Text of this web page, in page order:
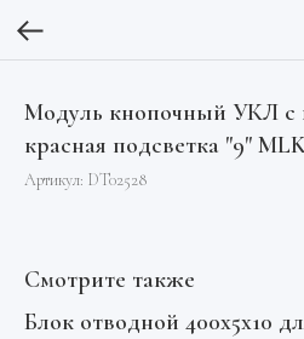
Модуль кнопочный УКЛ с
красная подсветка "9"
Артикул: DT02528
Смотрите также
Блок отводной 400х5х10